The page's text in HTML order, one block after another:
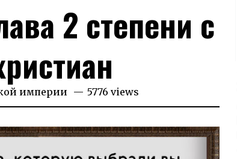
2 степени с
империи 5776 views